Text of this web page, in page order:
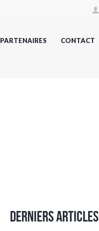
PARTENAIRES CONTACT
Derniers articles